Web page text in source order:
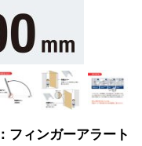
フィンガーアラート